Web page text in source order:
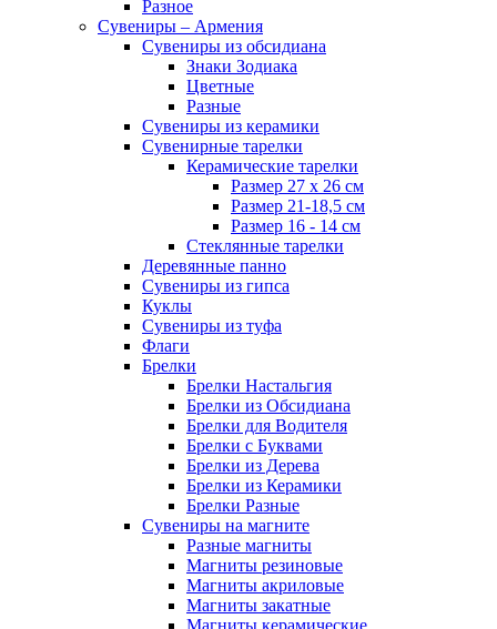
Разное
Сувениры – Армения
Сувениры из обсидиана
Знаки Зодиака
Цветные
Разные
Сувениры из керамики
Сувенирные тарелки
Керамические тарелки
Размер 27 х 26 см
Размер 21-18,5 см
Размер 16 - 14 см
Стеклянные тарелки
Деревянные панно
Сувениры из гипса
Куклы
Сувениры из туфа
Флаги
Брелки
Брелки Настальгия
Брелки из Обсидиана
Брелки для Водителя
Брелки с Буквами
Брелки из Дерева
Брелки из Керамики
Брелки Разные
Сувениры на магните
Разные магниты
Магниты резиновые
Магниты акриловые
Магниты закатные
Магниты керамические